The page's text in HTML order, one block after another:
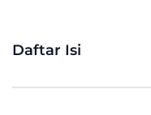
Daftar Isi